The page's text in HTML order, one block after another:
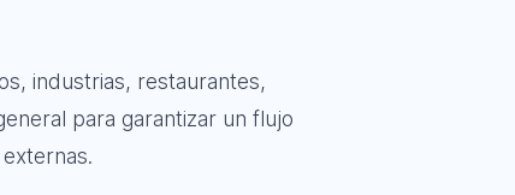
industrias, restaurantes,
para garantizar un flujo